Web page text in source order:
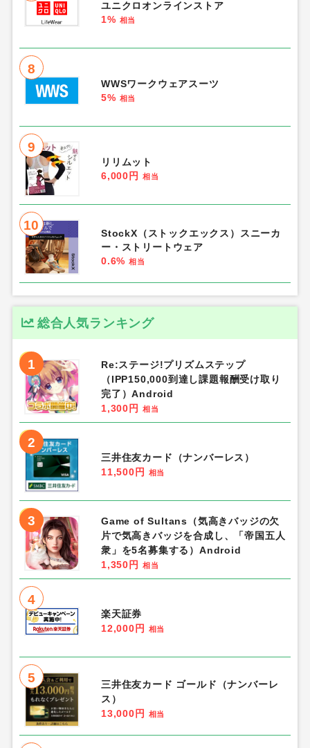
ユニクロオンラインストア
1% 相当
8
WWSワークウェアスーツ
5% 相当
9
リリムット
6,000円
相当
10
StockX（ストックエックス）スニーカ
ー・ストリートウェア
0.6% 相当
総合人気ランキング
1
Re:ステージ!プリズムステップ
（IPP150,000到達し課題報酬受け取り
完了）Android
1,300円
相当
2
三井住友カード（ナンバーレス）
11,500円
相当
3
Game of Sultans（気高きバッジの欠
片で気高きバッジを合成し、「帝国五人
衆」を5名募集する）Android
1,350円
相当
4
楽天証券
12,000円
相当
5
三井住友カード ゴールド（ナンバーレ
ス）
13,000円
相当